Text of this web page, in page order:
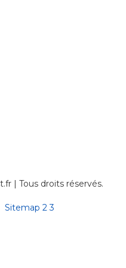
| Tous droits réservés.
Sitemap 2 3